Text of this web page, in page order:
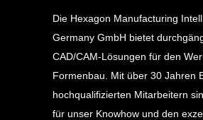
Die Hexagon Manufacturing
Germany GmbH bietet
CAD/CAM-Lösungen für den
Formenbau. Mit über 30 Jahren
hochqualifizierten Mitarbeitern
für unser Knowhow und den